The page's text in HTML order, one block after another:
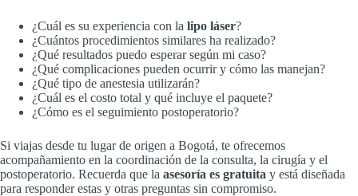
¿Cuál es su experiencia con la lipo láser?
¿Cuántos procedimientos similares ha realizado?
¿Qué resultados puedo esperar según mi caso?
¿Qué complicaciones pueden ocurrir y cómo las manejan?
¿Qué tipo de anestesia utilizarán?
¿Cuál es el costo total y qué incluye el paquete?
¿Cómo es el seguimiento postoperatorio?
Si viajas desde tu lugar de origen a Bogotá, te ofrecemos
acompañamiento en la coordinación de la consulta, la cirugía y el
postoperatorio. Recuerda que la asesoría es gratuita y está diseñada
para responder estas y otras preguntas sin compromiso.